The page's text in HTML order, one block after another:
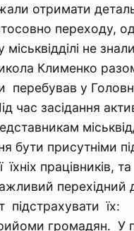
отримати
переходу,
не
Клименко
перебував у
час засідання
бути присутніми
їхніх працівників, та
перехідний
підстрахувати їх:
громадян. У